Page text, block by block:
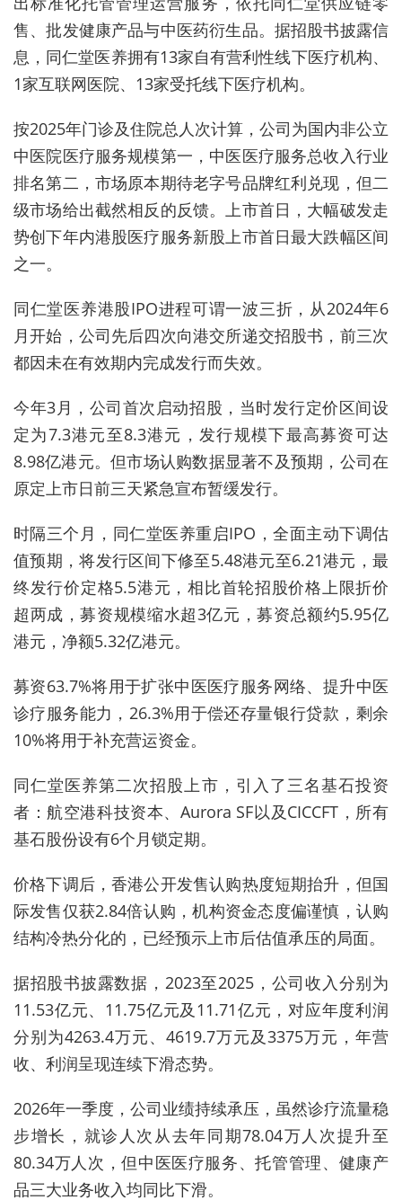
售、批发健康产品与中医药衍生品。据招股书披露信
息，同仁堂医养拥有13家自有营利性线下医疗机构、
1家互联网医院、13家受托线下医疗机构。
按2025年门诊及住院总人次计算，公司为国内非公立
中医院医疗服务规模第一，中医医疗服务总收入行业
排名第二，市场原本期待老字号品牌红利兑现，但二
级市场给出截然相反的反馈。上市首日，大幅破发走
势创下年内港股医疗服务新股上市首日最大跌幅区间
之一。
同仁堂医养港股IPO进程可谓一波三折，从2024年6
月开始，公司先后四次向港交所递交招股书，前三次
都因未在有效期内完成发行而失效。
今年3月，公司首次启动招股，当时发行定价区间设
定为7.3港元至8.3港元，发行规模下最高募资可达
8.98亿港元。但市场认购数据显著不及预期，公司在
原定上市日前三天紧急宣布暂缓发行。
时隔三个月，同仁堂医养重启IPO，全面主动下调估
值预期，将发行区间下修至5.48港元至6.21港元，最
终发行价定格5.5港元，相比首轮招股价格上限折价
超两成，募资规模缩水超3亿元，募资总额约5.95亿
港元，净额5.32亿港元。
募资63.7%将用于扩张中医医疗服务网络、提升中医
诊疗服务能力，26.3%用于偿还存量银行贷款，剩余
10%将用于补充营运资金。
同仁堂医养第二次招股上市，引入了三名基石投资
者：航空港科技资本、Aurora SF以及CICCFT，所有
基石股份设有‌6个月锁定期。
价格下调后，香港公开发售认购热度短期抬升，但国
际发售仅获2.84倍认购，机构资金态度偏谨慎，认购
结构冷热分化的，已经预示上市后估值承压的局面。
据招股书披露数据，2023至2025，公司收入分别为
11.53亿元、11.75亿元及11.71亿元，对应年度利润
分别为4263.4万元、4619.7万元及3375万元，年营
收、利润呈现连续下滑态势。
2026年一季度，公司业绩持续承压，虽然诊疗流量稳
步增长，就诊人次从去年同期78.04万人次提升至
80.34万人次，但中医医疗服务、托管管理、健康产
品三大业务收入均同比下滑。